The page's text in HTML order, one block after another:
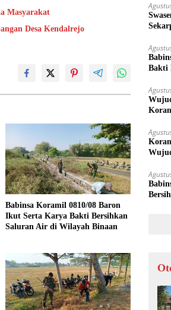
Masyarakat
Desa Kendalrejo
Babinsa Koramil 0810/08 Baron
Ikut Serta Karya Bakti Bersihkan
Saluran Air di Wilayah Binaan
Bakti